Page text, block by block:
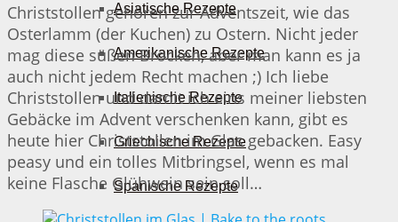
Asiatische Rezepte
Amerikanische Rezepte
Italienische Rezepte
Griechische Rezepte
Spanische Rezepte
Christstollen gehören zur Adventszeit, wie das
Osterlamm (der Kuchen) zu Ostern. Nicht jeder
mag diese süßen Brocken, aber man kann es ja
auch nicht jedem Recht machen ;) Ich liebe
Christstollen und damit ich eins meiner liebsten
Gebäcke im Advent verschenken kann, gibt es
heute hier Christstollen im Glas gebacken. Easy
peasy und ein tolles Mitbringsel, wenn es mal
keine Flasche Glühwein sein soll…